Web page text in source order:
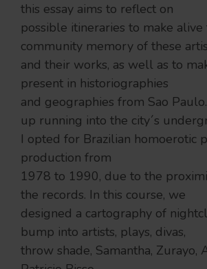
this essay aims to reflect on
possible itineraries to make alive
community memory of these
and their works, as well as to
present in historiographies
and geographies from Sao
up running into the city´s
I opted for Brazilian homoerotic
production from
1978 to 1990, due to the
the records. In this course, we
designed a cartography of
bump into artists, plays, divas,
throw shade, Samantha, Zurayo,